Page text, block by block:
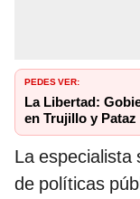
PEDES VER:
La Libertad:
en Trujillo y
La especialista
de políticas